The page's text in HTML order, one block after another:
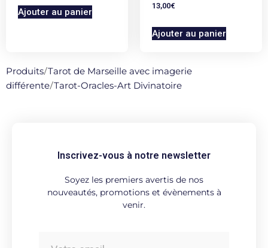
Ajouter au panier
13,00€
Ajouter au panier
Produits/Tarot de Marseille avec imagerie
différente/Tarot-Oracles-Art Divinatoire
Inscrivez-vous à notre newsletter
Soyez les premiers avertis de nos
nouveautés, promotions et évènements à
venir.